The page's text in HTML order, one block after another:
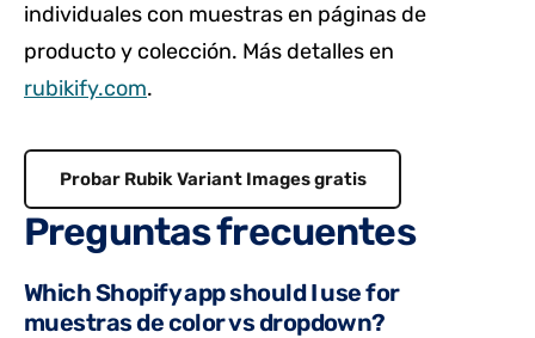
individuales con muestras en páginas de
producto y colección. Más detalles en
rubikify.com.
Probar Rubik Variant Images gratis
Preguntas frecuentes
Which Shopify app should I use for
muestras de color vs dropdown?